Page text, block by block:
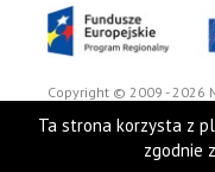
Copyright © 2009 - 2026
Ta strona korzysta z
zgodnie z